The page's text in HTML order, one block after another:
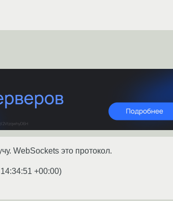
WebSockets это протокол.
+00:00)